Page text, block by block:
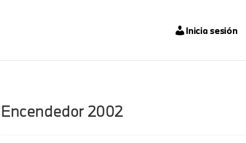
Inicia sesión
Encendedor 2002